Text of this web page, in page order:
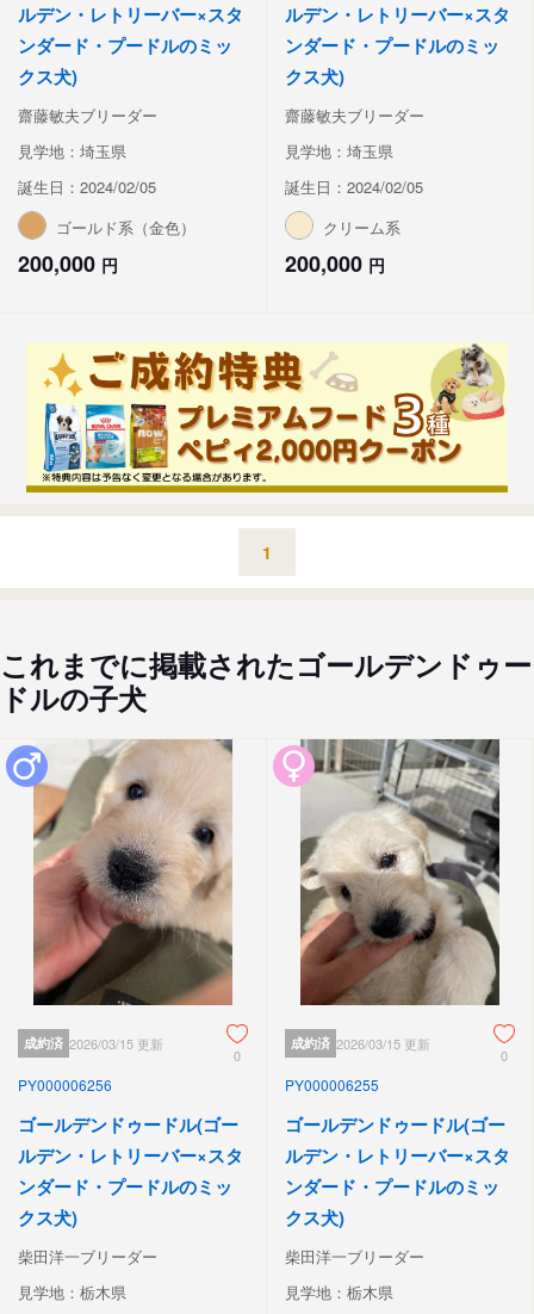
ルデン・レトリーバー×スタ
ンダード・プードルのミッ
クス犬)
齋藤敏夫ブリーダー
見学地：埼玉県
誕生日：2024/02/05
ゴールド系（金色）
200,000 円
ルデン・レトリーバー×スタ
ンダード・プードルのミッ
クス犬)
齋藤敏夫ブリーダー
見学地：埼玉県
誕生日：2024/02/05
クリーム系
200,000 円
1
これまでに掲載されたゴールデンドゥー
ドルの子犬
成約済 2026/03/15 更新
0
PY000006256
ゴールデンドゥードル(ゴー
ルデン・レトリーバー×スタ
ンダード・プードルのミッ
クス犬)
柴田洋一ブリーダー
見学地：栃木県
成約済 2026/03/15 更新
0
PY000006255
ゴールデンドゥードル(ゴー
ルデン・レトリーバー×スタ
ンダード・プードルのミッ
クス犬)
柴田洋一ブリーダー
見学地：栃木県